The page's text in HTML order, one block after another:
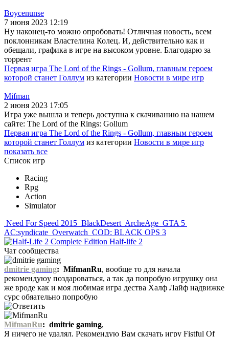
Boycenunse
7 июня 2023 12:19
Ну наконец-то можно опробовать! Отличная новость, всем
поклонникам Властелина Колец. И, действительно как и
обещали, графика в игре на высоком уровне. Благодарю за
торрент
Первая игра The Lord of the Rings - Gollum, главным героем
которой станет Голлум из категории Новости в мире игр
Mifman
2 июня 2023 17:05
Игра уже вышла и теперь доступна к скачиванию на нашем
сайте: The Lord of the Rings: Gollum
Первая игра The Lord of the Rings - Gollum, главным героем
которой станет Голлум из категории Новости в мире игр
показать все
Список игр
Racing
Rpg
Action
Simulator
Need For Speed 2015 BlackDesert ArcheAge GTA 5
AC:syndicate Overwatch COD: BLACK OPS 3
Half-life 2
Чат сообщества
dmitrie gaming: MifmanRu, вообще то для начала
рекомендуюу поздароваться, а так да попробую игрушку она
же вроде как и моя любимая игра дества Халф Лайф надвижке
сурс обяательно попробую
MifmanRu: dmitrie gaming,
Я ничего не удалял. Рекомендую Вам скачать игру Fistful Of